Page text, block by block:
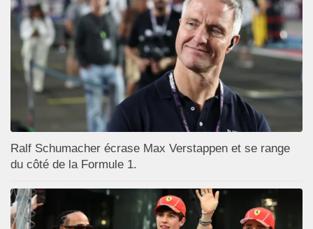
Ralf Schumacher écrase Max Verstappen et se range
du côté de la Formule 1.